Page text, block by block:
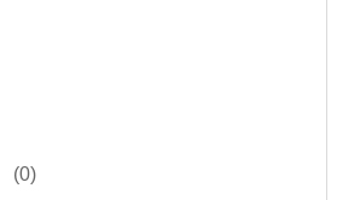
(0)